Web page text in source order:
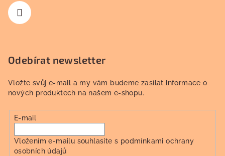
Odebírat newsletter
Vložte svůj e-mail a my vám budeme zasílat informace o
nových produktech na našem e-shopu.
E-mail
Vložením e-mailu souhlasíte s podmínkami ochrany
osobních údajů